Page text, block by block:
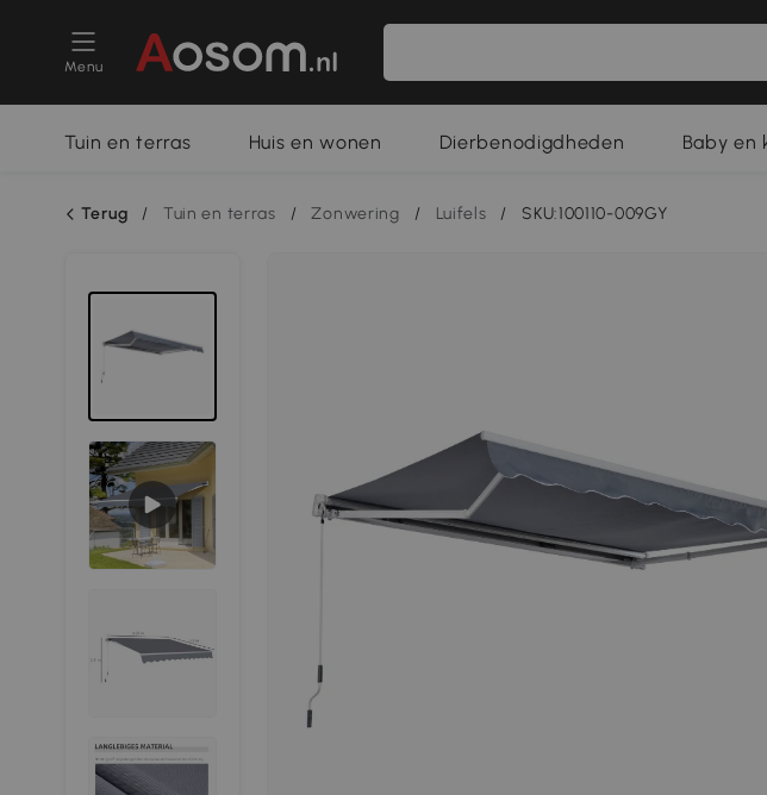
Menu
Tuin en terras Huis en wonen Dierbenodigdheden Baby en
Terug / Tuin en terras / Zonwering / Luifels / SKU:100110-009GY